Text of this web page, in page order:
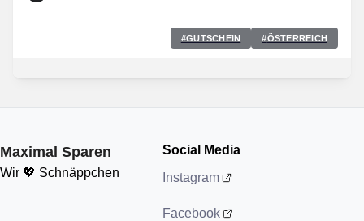
#GUTSCHEIN #ÖSTERREICH
Maximal Sparen
Wir 💖 Schnäppchen
Social Media
Instagram
Facebook